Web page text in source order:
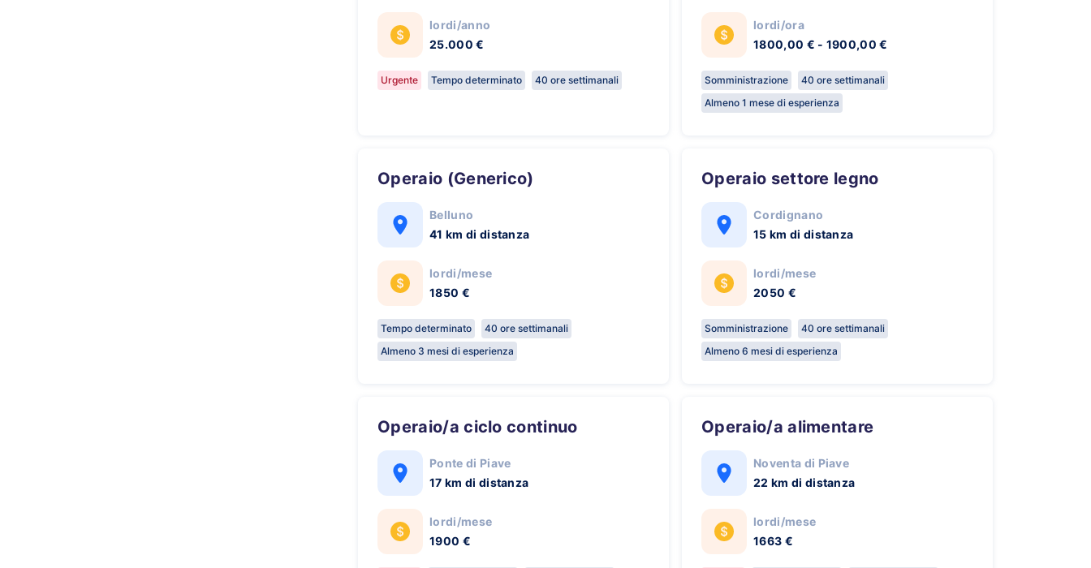
lordi/anno
25.000 €
Urgente Tempo determinato 40 ore settimanali
lordi/ora
1800,00 € - 1900,00 €
Somministrazione
40 ore settimanali
Almeno 1 mese di esperienza
Operaio (Generico)
Belluno
41 km di distanza
lordi/mese
1850 €
Tempo determinato
40 ore settimanali
Almeno 3 mesi di esperienza
Operaio settore legno
Cordignano
15 km di distanza
lordi/mese
2050 €
Somministrazione
40 ore settimanali
Almeno 6 mesi di esperienza
Operaio/a ciclo continuo
Ponte di Piave
17 km di distanza
lordi/mese
1900 €
Operaio/a alimentare
Noventa di Piave
22 km di distanza
lordi/mese
1663 €